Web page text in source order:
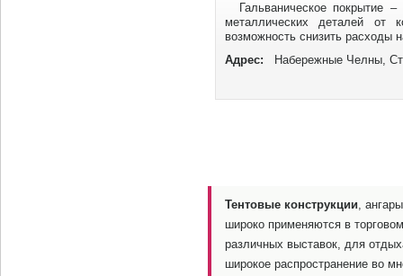
Гальваническое покрытие
металлических деталей от
возможность снизить расходы
Адрес:
Набережные Челны,
Тентовые конструкции,
широко применяются в
различных выставок, для
широкое распространение во